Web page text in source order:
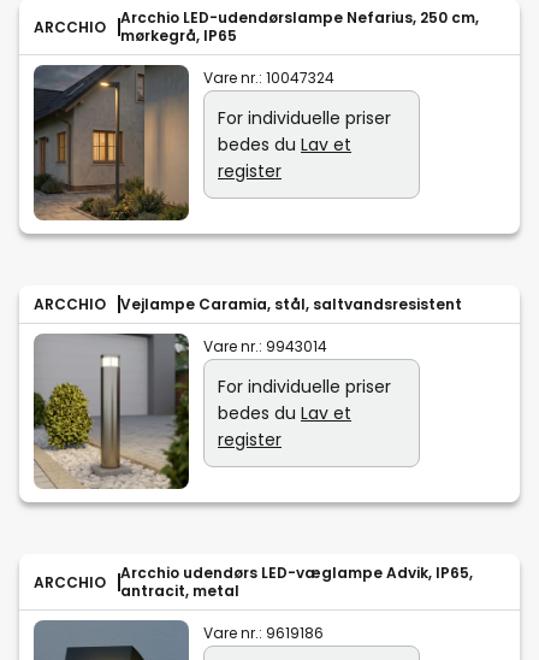
ARCCHIO
Arcchio LED-udendørslampe Nefarius, 250 cm,
mørkegrå, IP65
Vare nr.: 10047324
For individuelle priser
bedes du Lav et
register
ARCCHIO Vejlampe Caramia, stål, saltvandsresistent
Vare nr.: 9943014
For individuelle priser
bedes du Lav et
register
ARCCHIO
Arcchio udendørs LED-væglampe Advik, IP65,
antracit, metal
Vare nr.: 9619186